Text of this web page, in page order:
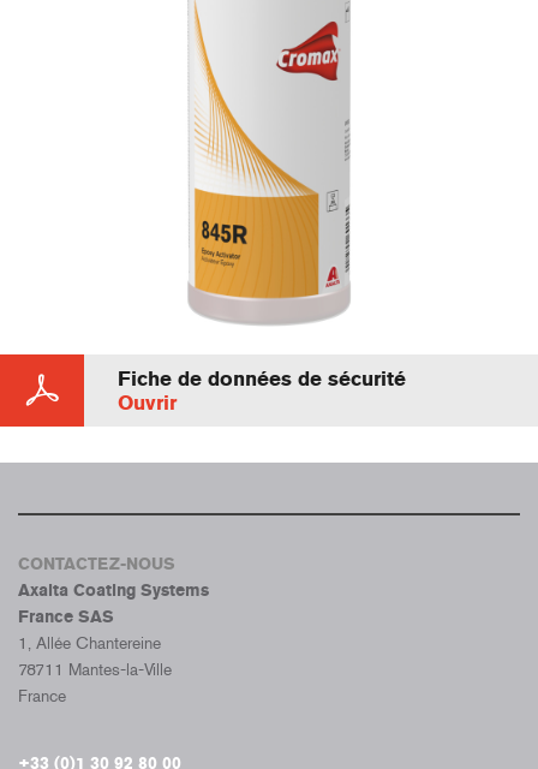
Fiche de données de sécurité
Ouvrir
CONTACTEZ-NOUS
Axalta Coating Systems
France SAS
1, Allée Chantereine
78711 Mantes-la-Ville
France
+33 (0)1 30 92 80 00